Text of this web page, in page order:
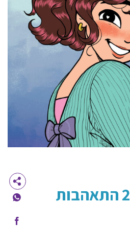
החדשה בכתה 2 התאהבות